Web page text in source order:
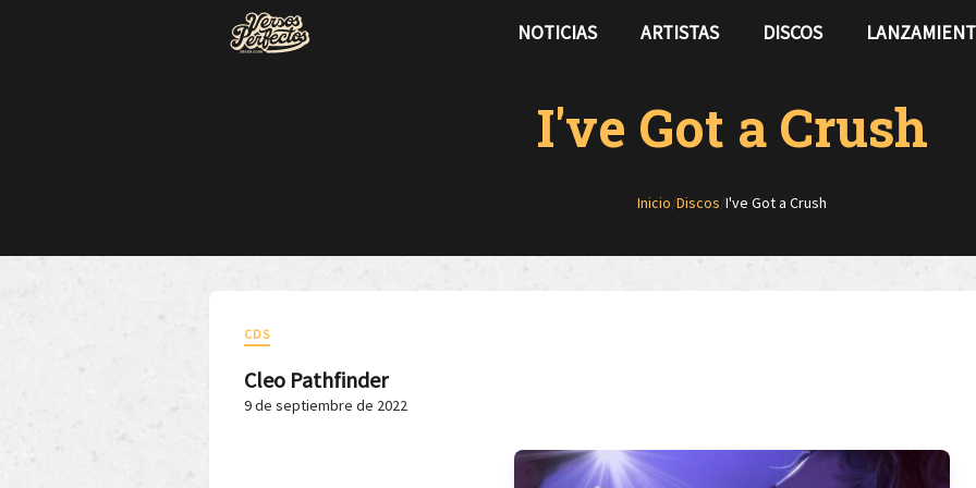
NOTICIAS ARTISTAS DISCOS
I've Got a Crush
Inicio/Discos/I've Got a Crush
CDS
Cleo Pathfinder
9 de septiembre de 2022